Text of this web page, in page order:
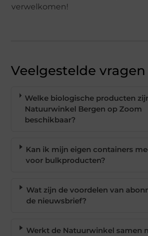
verwelkomen!
Veelgestelde vragen
Welke biologische producten
Natuurwinkel Bergen op Zoom
beschikbaar?
Kan ik mijn eigen containers
voor bulkproducten?
Wat zijn de voordelen van
de nieuwsbrief?
Werkt de Natuurwinkel samen